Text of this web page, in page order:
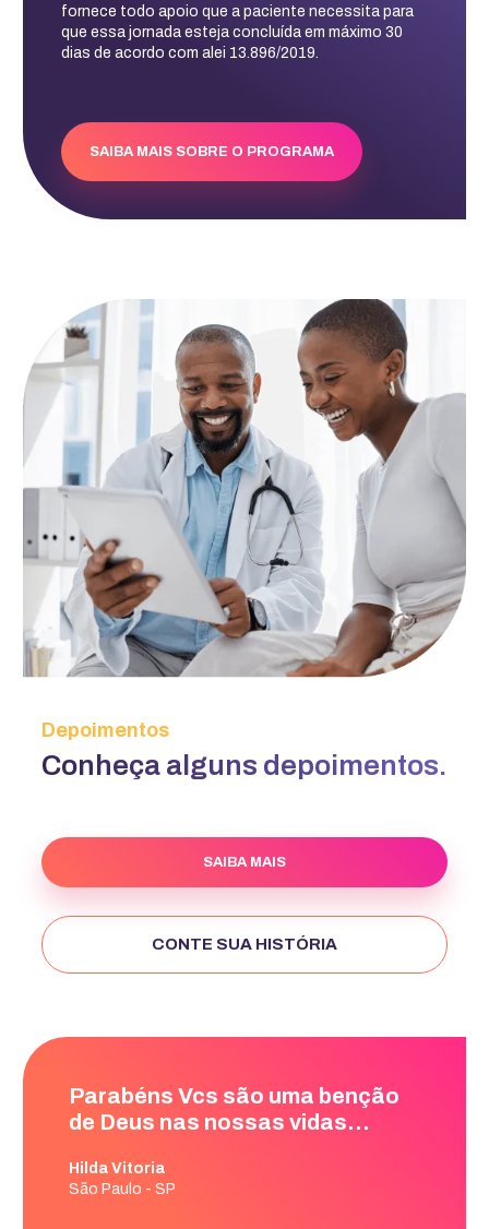
fornece todo apoio que a paciente necessita para
que essa jornada esteja concluída em máximo 30
dias de acordo com alei 13.896/2019.
SAIBA MAIS SOBRE O PROGRAMA
Depoimentos
Conheça alguns depoimentos.
SAIBA MAIS
CONTE SUA HISTÓRIA
Sem palavras para agradecer
esta ação e os profissionais.
levando amor e condições para
as Mulheres. Deus abençoe